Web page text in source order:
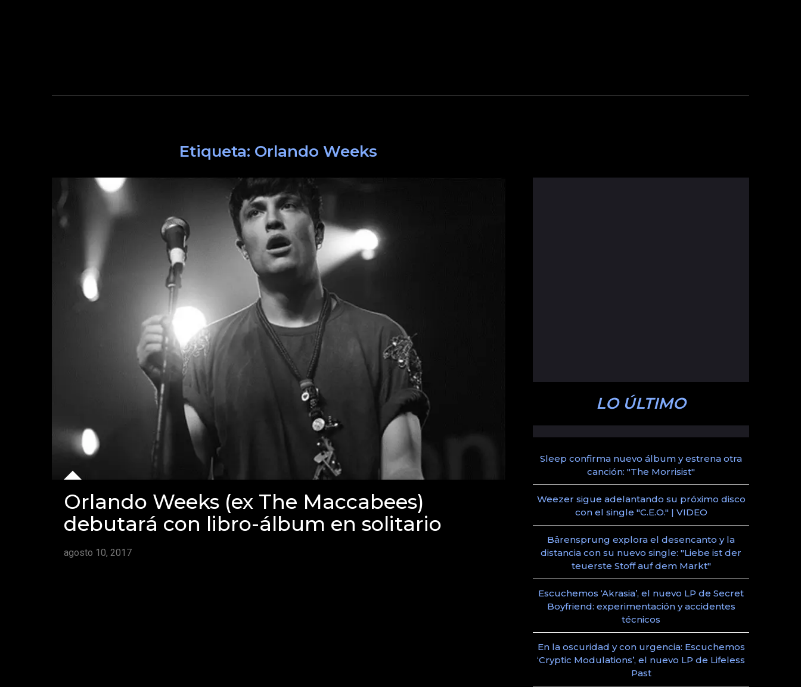
Etiqueta: Orlando Weeks
Orlando Weeks (ex The Maccabees)
debutará con libro-álbum en solitario
agosto 10, 2017
LO ÚLTIMO
Sleep confirma nuevo álbum y estrena otra
canción: "The Morrisist"
Weezer sigue adelantando su próximo disco
con el single "C.E.O." | VIDEO
Bärensprung explora el desencanto y la
distancia con su nuevo single: "Liebe ist der
teuerste Stoff auf dem Markt"
Escuchemos ‘Akrasia’, el nuevo LP de Secret
Boyfriend: experimentación y accidentes
técnicos
En la oscuridad y con urgencia: Escuchemos
‘Cryptic Modulations’, el nuevo LP de Lifeless
Past